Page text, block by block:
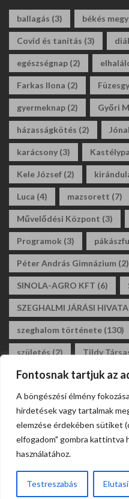
Fontosnak tartjuk az
A böngészési élmény
hirdetések vagy tartalmak
elemzése érdekében sütiket
elfogadom" gombra kattintva
használatához.
Testreszabás
ballagás (3) békés
Covid és tanítás (3)
egészségnap (2)
Farkas Ilona (2)
gyermeknap (2) Győri
házasságkötés (2)
karácsony (3)
Kele József (2)
Luca (4) mazsorett (7)
Művelődési Központ (3)
Programok (3)
Péter András Gimnázium (2)
SINOLA-AGRO KFT (6)
SZEGHALMI JÁRÁSI
szeghalom története (130)
születés (2) Tildy
tildy zoltán általános iskola
társastánc(2)